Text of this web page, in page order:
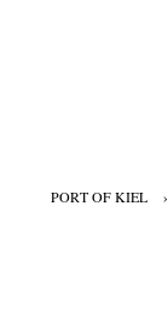
PORT OF KIEL ›